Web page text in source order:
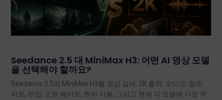
Seedance 2.5 대 MiniMax H3: 어떤 AI 영상 모델
을 선택해야 할까요?
Seedance 2.5와 MiniMax H3를 영상 길이, 2K 출력, 오디오, 참조
자료, 편집, 오픈 웨이트, 현지 사용, 그리고 현재 각 모델에 가장 적